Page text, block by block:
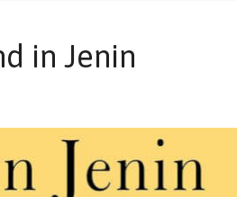
in Jenin